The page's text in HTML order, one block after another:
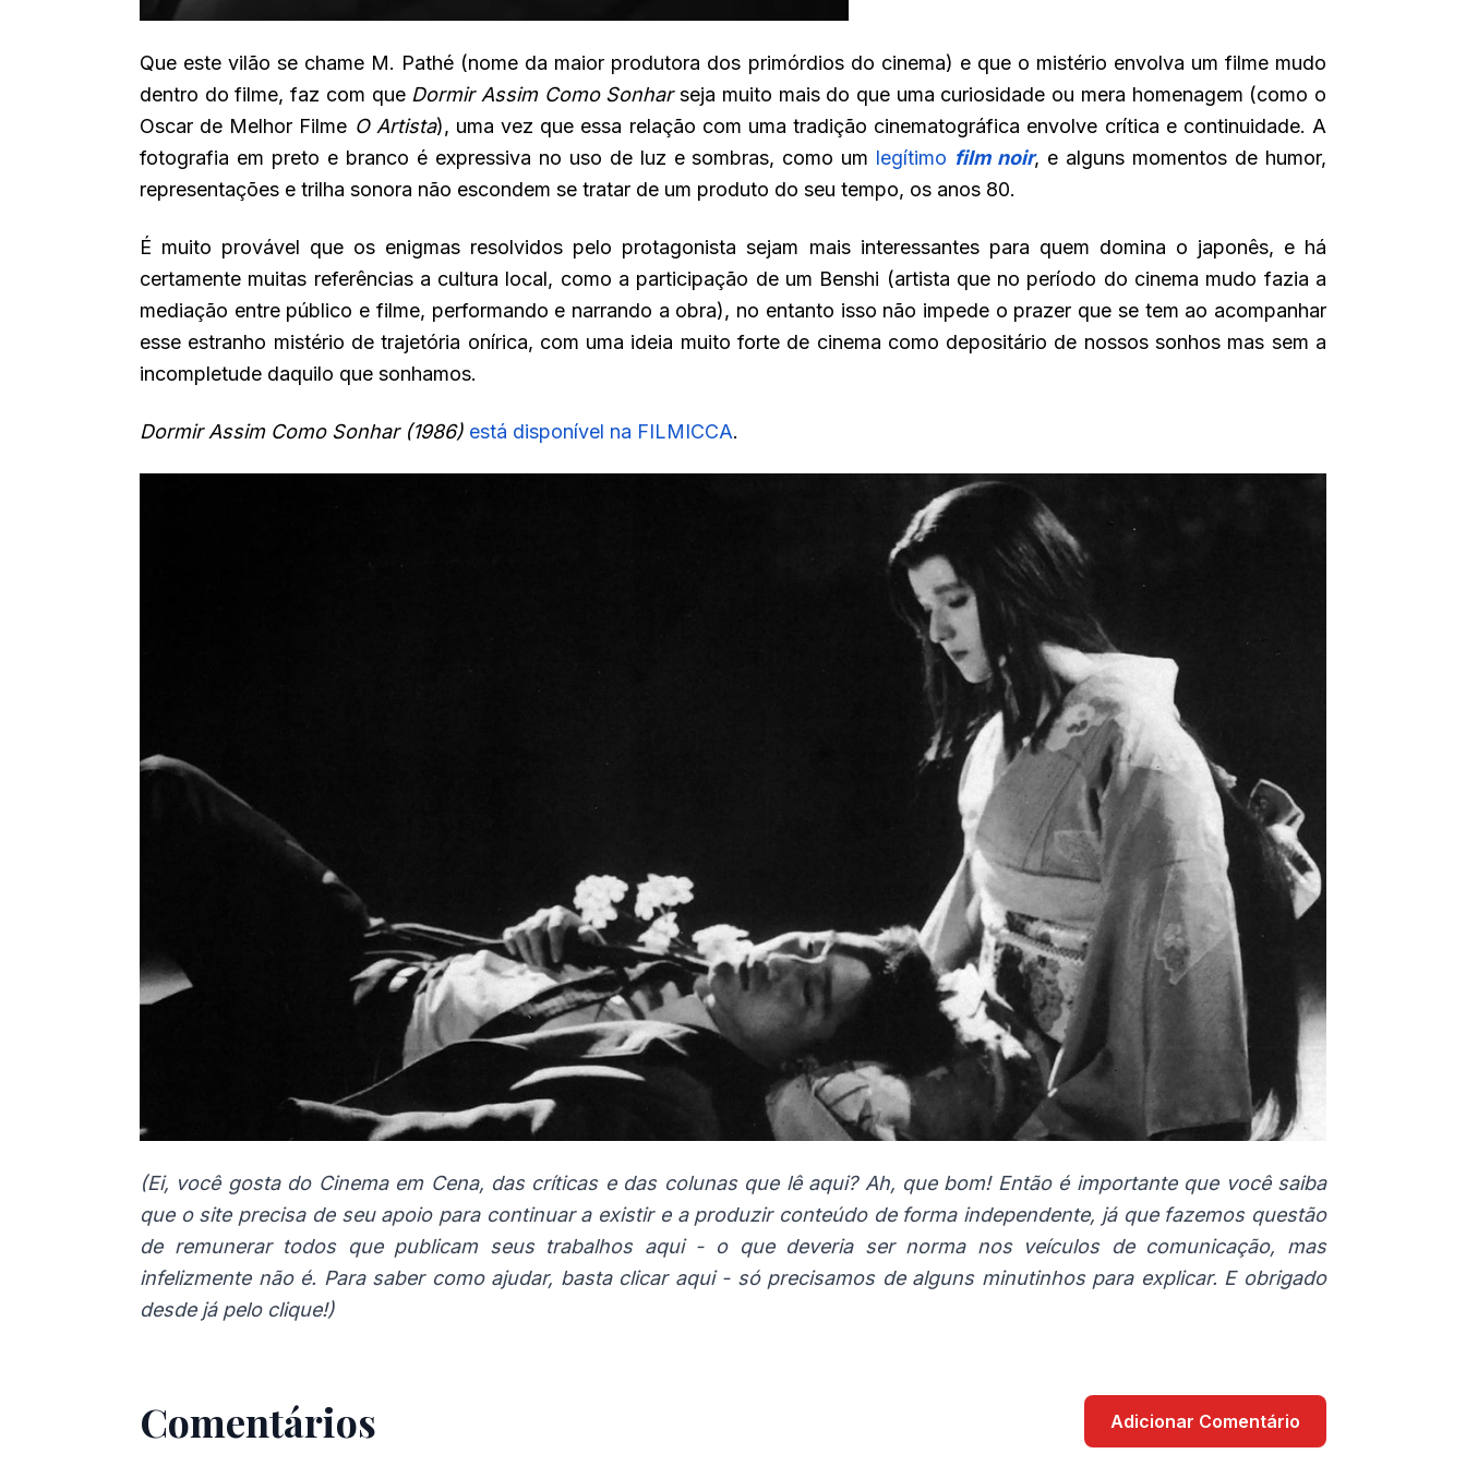
Que este vilão se chame M. Pathé (nome da maior produtora dos primórdios do cinema) e que o mistério envolva um filme mudo
dentro do filme, faz com que Dormir Assim Como Sonharseja muito mais do que uma curiosidade ou mera homenagem (como o
Oscar de Melhor Filme O Artista), uma vez que essa relação com uma tradição cinematográfica envolve crítica e continuidade. A
fotografia em preto e branco é expressiva no uso de luz e sombras, como um legítimo film noir, e alguns momentos de humor,
representações e trilha sonora não escondem se tratar de um produto do seu tempo, os anos 80.
É muito provável que os enigmas resolvidos pelo protagonista sejam mais interessantes para quem domina o japonês, e há
certamente muitas referências a cultura local, como a participação de um Benshi (artista que no período do cinema mudo fazia a
mediação entre público e filme, performando e narrando a obra), no entanto isso não impede o prazer que se tem ao acompanhar
esse estranho mistério de trajetória onírica, com uma ideia muito forte de cinema como depositário de nossos sonhos mas sem a
incompletude daquilo que sonhamos.
Dormir Assim Como Sonhar (1986) está disponível na FILMICCA.
(Ei, você gosta do Cinema em Cena, das críticas e das colunas que lê aqui? Ah, que bom! Então é importante que você saiba
que o site precisa de seu apoio para continuar a existir e a produzir conteúdo de forma independente, já que fazemos questão
de remunerar todos que publicam seus trabalhos aqui - o que deveria ser norma nos veículos de comunicação, mas
infelizmente não é. Para saber como ajudar, basta clicar aqui- só precisamos de alguns minutinhos para explicar. E obrigado
desde já pelo clique!)
Comentários Adicionar Comentário